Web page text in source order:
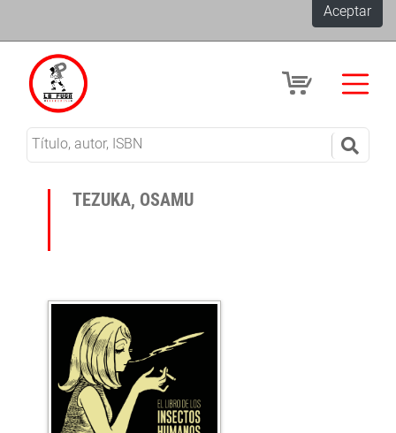
Aceptar
TEZUKA, OSAMU